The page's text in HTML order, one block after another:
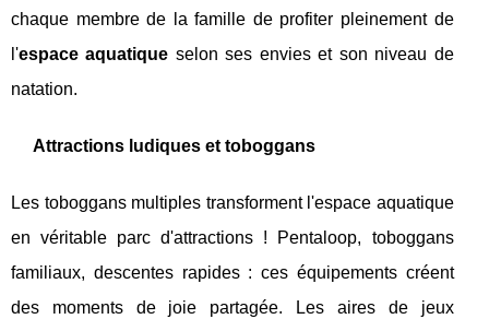
chaque membre de la famille de profiter pleinement de
l'espace aquatique selon ses envies et son niveau de
natation.
Attractions ludiques et toboggans
Les toboggans multiples transforment l'espace aquatique
en véritable parc d'attractions ! Pentaloop, toboggans
familiaux, descentes rapides : ces équipements créent
des moments de joie partagée. Les aires de jeux